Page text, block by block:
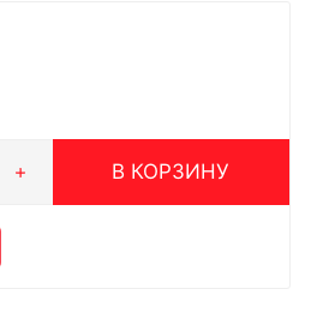
В КОРЗИНУ